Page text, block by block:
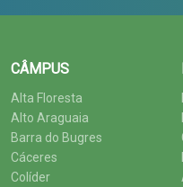
CÂMPUS
Alta Floresta
Alto Araguaia
Barra do Bugres
Cáceres
Colíder